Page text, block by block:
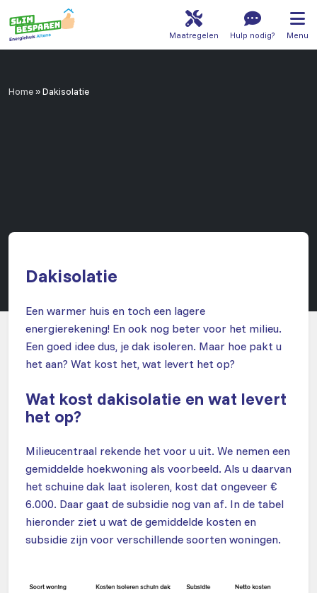
Maatregelen Hulp nodig? Menu
Home»Dakisolatie
Dakisolatie
Een warmer huis en toch een lagere
energierekening! En ook nog beter voor het milieu.
Een goed idee dus, je dak isoleren. Maar hoe pakt u
het aan? Wat kost het, wat levert het op?
Wat kost dakisolatie en wat levert
het op?
Milieucentraal rekende het voor u uit. We nemen een
gemiddelde hoekwoning als voorbeeld. Als u daarvan
het schuine dak laat isoleren, kost dat ongeveer €
6.000. Daar gaat de subsidie nog van af. In de tabel
hieronder ziet u wat de gemiddelde kosten en
subsidie zijn voor verschillende soorten woningen.